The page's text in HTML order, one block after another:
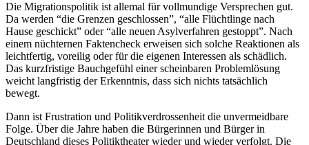
Die Migrationspolitik ist allemal für vollmundige Versprechen gut.
Da werden “die Grenzen geschlossen”, “alle Flüchtlinge nach
Hause geschickt” oder “alle neuen Asylverfahren gestoppt”. Nach
einem nüchternen Faktencheck erweisen sich solche Reaktionen als
leichtfertig, voreilig oder für die eigenen Interessen als schädlich.
Das kurzfristige Bauchgefühl einer scheinbaren Problemlösung
weicht langfristig der Erkenntnis, dass sich nichts tatsächlich
bewegt.
Dann ist Frustration und Politikverdrossenheit die unvermeidbare
Folge. Über die Jahre haben die Bürgerinnen und Bürger in
Deutschland dieses Politiktheater wieder und wieder verfolgt. Die